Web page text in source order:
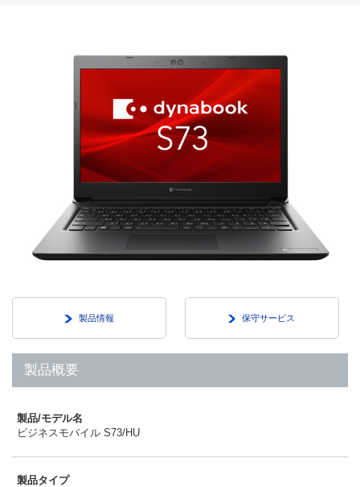
製品情報 保守サービス
製品概要
製品/モデル名
ビジネスモバイル S73/HU
製品タイプ